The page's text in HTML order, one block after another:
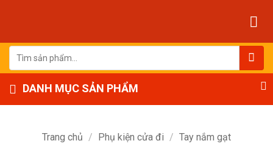
dung
Tìm
kiếm:
DANH MỤC SẢN PHẨM
Trang chủ / Phụ kiện cửa đi / Tay nắm gạt